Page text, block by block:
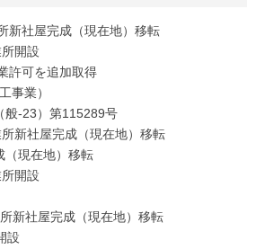
新社屋完成（現在地）移転
開設
許可を追加取得
事業）
-23）第115289号
新社屋完成（現在地）移転
（現在地）移転
開設
新社屋完成（現在地）移転
設